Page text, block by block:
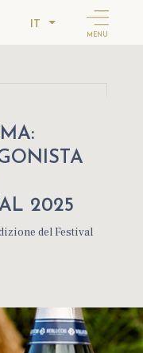
IT
MENU
2025
del Festival